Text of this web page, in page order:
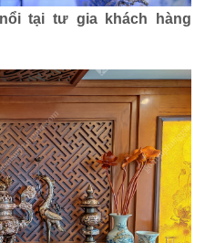
tại tư gia khách hàng